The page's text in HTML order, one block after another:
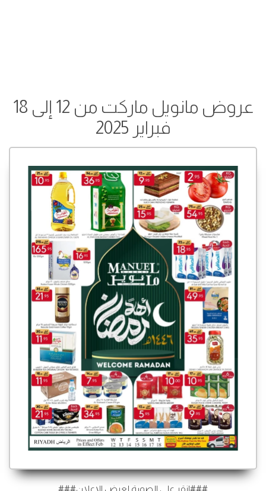
عروض مانويل ماركت من 12 إلى 18
فبراير 2025